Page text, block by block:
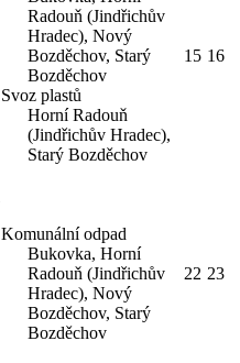
Radouň (Jindřichův
Hradec), Nový
Bozděchov, Starý
Bozděchov
Svoz plastů
Horní Radouň
(Jindřichův Hradec),
Starý Bozděchov
15 16
Komunální odpad
Bukovka, Horní
Radouň (Jindřichův
Hradec), Nový
Bozděchov, Starý
Bozděchov
22 23